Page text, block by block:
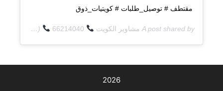
مقتطف # توصيل_طلبات # كويتيات_ذوق
A post shared by مشاوير الكويت (@q8deliverycom) on
2026